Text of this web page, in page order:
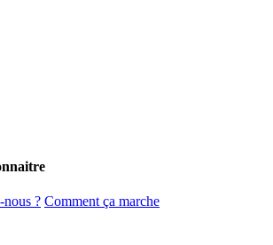
nous ? Comment ça marche